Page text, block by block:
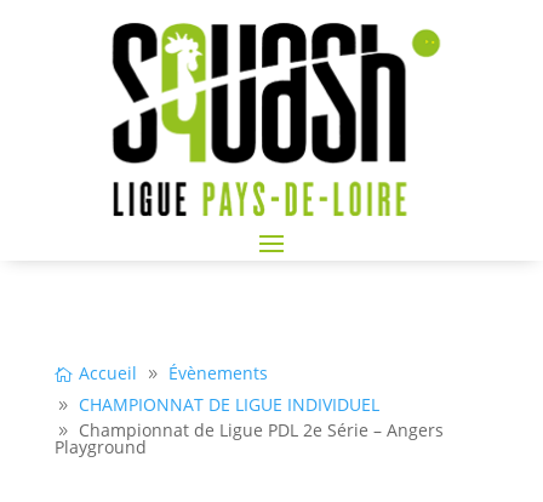
Accueil
Évènements
CHAMPIONNAT DE LIGUE INDIVIDUEL
Championnat de Ligue PDL 2e Série – Angers
Playground